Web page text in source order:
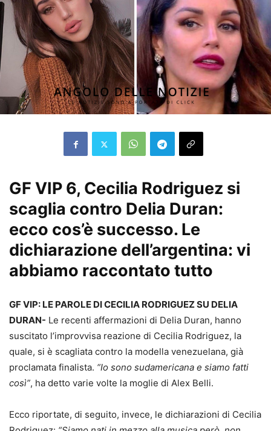
GF VIP 6, Cecilia Rodriguez si
scaglia contro Delia Duran:
ecco cos’è successo. Le
dichiarazione dell’argentina: vi
abbiamo raccontato tutto
GF VIP: LE PAROLE DI CECILIA RODRIGUEZ SU DELIA
DURAN- Le recenti affermazioni di Delia Duran, hanno
suscitato l’improvvisa reazione di Cecilia Rodriguez, la
quale, si è scagliata contro la modella venezuelana, già
proclamata finalista. “Io sono sudamericana e siamo fatti
così”, ha detto varie volte la moglie di Alex Belli.
Ecco riportate, di seguito, invece, le dichiarazioni di Cecilia